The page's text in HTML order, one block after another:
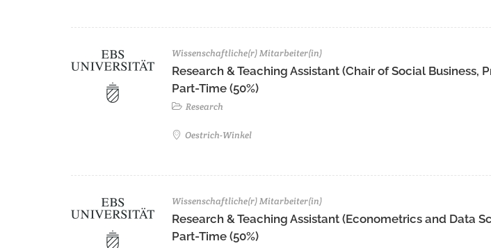
Wissenschaftliche(r) Mitarbeiter(in)
Research & Teaching Assistant (Chair of Social Business,
Part-Time (50%)
Research
Oestrich-Winkel
Wissenschaftliche(r) Mitarbeiter(in)
Research & Teaching Assistant (Econometrics and Data
Part-Time (50%)